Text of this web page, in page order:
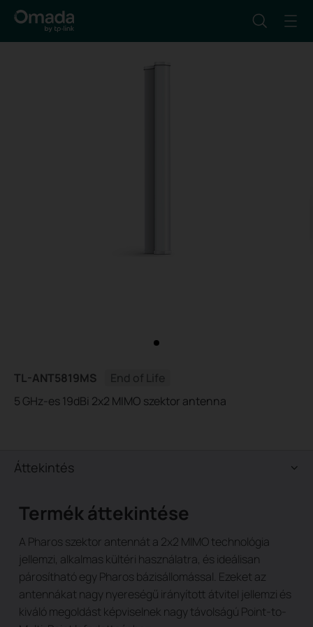
TL-ANT5819MS
End of Life
5 GHz-es 19dBi 2x2 MIMO szektor antenna
Áttekintés
Termék áttekintése
A Pharos szektor antennát a 2x2 MIMO technológia
jellemzi, alkalmas kültéri használatra, és ideálisan
párosítható egy Pharos bázisállomással. Ezeket az
antennákat nagy nyereségű irányított átvitel jellemzi és
kiváló megoldást képviselnek nagy távolságú Point-to-